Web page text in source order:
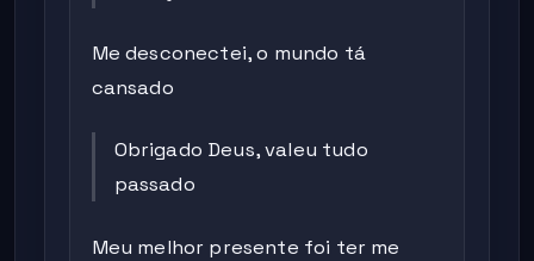
Me desconectei, o mundo tá
cansado
Obrigado Deus, valeu tudo
passado
Meu melhor presente foi ter me